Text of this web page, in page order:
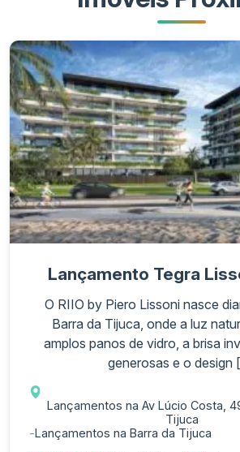
Lançamento Tegra
O RIIO by Piero Lissoni nasce
Barra da Tijuca, onde a luz
amplos panos de vidro, a brisa
generosas e o design
Lançamentos na Av Lúcio Costa,
Tijuca
-Lançamentos na Barra da Tijuca